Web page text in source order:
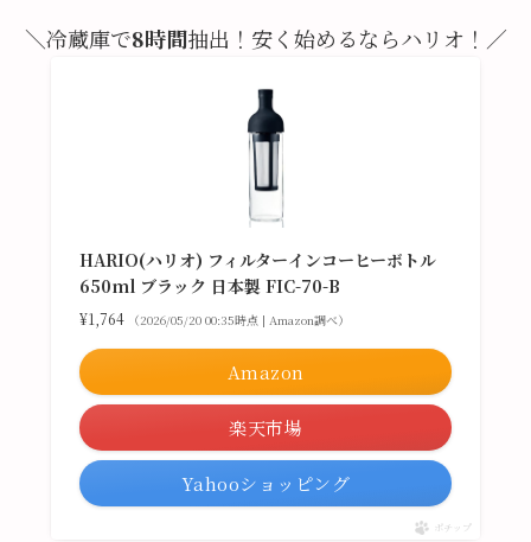
＼冷蔵庫で8時間抽出！安く始めるならハリオ！／
HARIO(ハリオ) フィルターインコーヒーボトル
650ml ブラック 日本製 FIC-70-B
¥1,764 （2026/05/20 00:35時点 | Amazon調べ）
Amazon
楽天市場
Yahooショッピング
ポチップ